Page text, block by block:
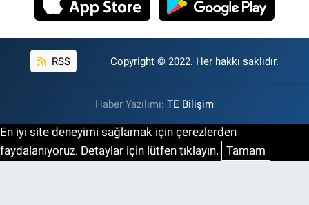
RSS Copyright © 2022. Her hakkı saklıdır.
Haber Yazılımı: TE Bilişim
En iyi site deneyimi sağlamak için çerezlerden
faydalanıyoruz. Detaylar için lütfen tıklayın. Tamam